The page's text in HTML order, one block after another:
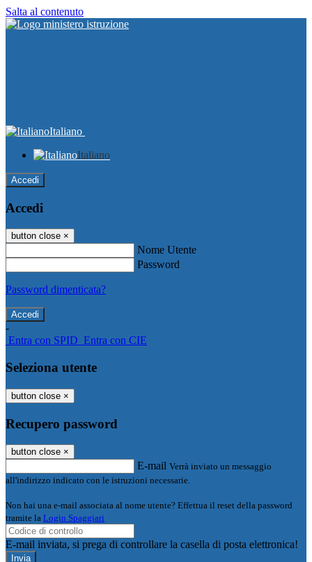
Salta al contenuto
Italiano
Italiano
Accedi
Accedi
button close ×
Nome Utente
Password
Password dimenticata?
-
Entra con SPID Entra con CIE
Seleziona utente
button close ×
Recupero password
button close ×
E-mail Verrà inviato un messaggio
all'indirizzo indicato con le istruzioni necessarie.
Non hai una e-mail associata al nome utente? Effettua il reset della password
tramite la Login Spaggiari
E-mail inviata, si prega di controllare la casella di posta elettronica!